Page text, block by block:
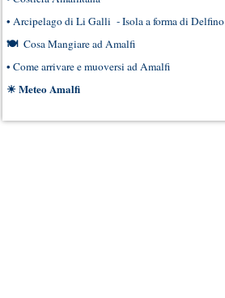
• Arcipelago di Li Galli - Isola a forma di Delfino
🍽 Cosa Mangiare ad Amalfi
• Come arrivare e muoversi ad Amalfi
☀ Meteo Amalfi